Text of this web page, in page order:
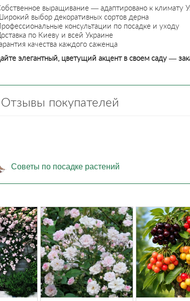
выращивание — адаптировано к климату
выбор декоративных сортов дерна
консультации по посадке и уходу
по Киеву и всей Украине
качества каждого саженца
элегантный, цветущий акцент в своем саду —
Отзывы покупателей
Советы по посадке растений